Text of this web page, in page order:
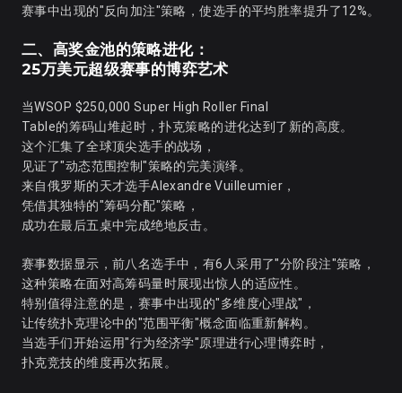
赛事中出现的"反向加注"策略，使选手的平均胜率提升了12%。
二、高奖金池的策略进化：
25万美元超级赛事的博弈艺术
当WSOP $250,000 Super High Roller Final
Table的筹码山堆起时，扑克策略的进化达到了新的高度。
这个汇集了全球顶尖选手的战场，
见证了"动态范围控制"策略的完美演绎。
来自俄罗斯的天才选手Alexandre Vuilleumier，
凭借其独特的"筹码分配"策略，
成功在最后五桌中完成绝地反击。
赛事数据显示，前八名选手中，有6人采用了"分阶段注"策略，
这种策略在面对高筹码量时展现出惊人的适应性。
特别值得注意的是，赛事中出现的"多维度心理战"，
让传统扑克理论中的"范围平衡"概念面临重新解构。
当选手们开始运用"行为经济学"原理进行心理博弈时，
扑克竞技的维度再次拓展。